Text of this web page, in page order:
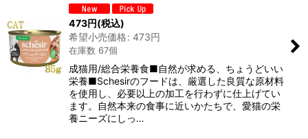
473円(税込)
希望小売価格: 473円
在庫数 67個
成猫用/総合栄養食■自然が求める、ちょうどいい
栄養■Schesirのフードは、厳選した良質な原材料
を使用し、必要以上の加工を行わずに仕上げてい
ます。自然本来の食事に近いかたちで、愛猫の栄
養ニーズにしっ…